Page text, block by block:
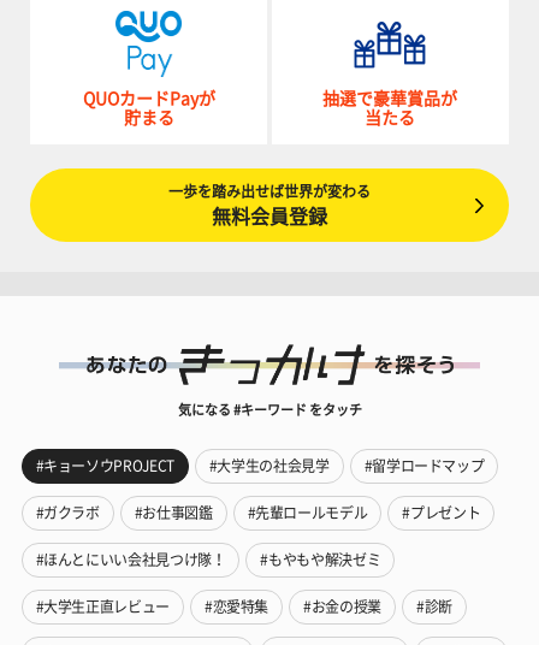
QUOカードPayが
貯まる
抽選で豪華賞品が
当たる
一歩を踏み出せば世界が変わる
無料会員登録
気になる #キーワード をタッチ
#キョーソウPROJECT #大学生の社会見学 #留学ロードマップ
#ガクラボ #お仕事図鑑 #先輩ロールモデル #プレゼント
#ほんとにいい会社見つけ隊！ #もやもや解決ゼミ
#大学生正直レビュー #恋愛特集 #お金の授業 #診断